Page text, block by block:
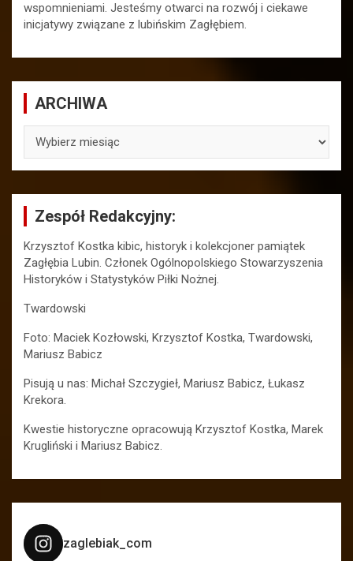
wspomnieniami. Jesteśmy otwarci na rozwój i ciekawe
inicjatywy związane z lubińskim Zagłębiem.
ARCHIWA
Zespół Redakcyjny:
Krzysztof Kostka kibic, historyk i kolekcjoner pamiątek
Zagłębia Lubin. Członek Ogólnopolskiego Stowarzyszenia
Historyków i Statystyków Piłki Nożnej.
Twardowski
Foto: Maciek Kozłowski, Krzysztof Kostka, Twardowski,
Mariusz Babicz
Pisują u nas: Michał Szczygieł, Mariusz Babicz, Łukasz
Krekora.
Kwestie historyczne opracowują Krzysztof Kostka, Marek
Krugliński i Mariusz Babicz.
zaglebiak_com